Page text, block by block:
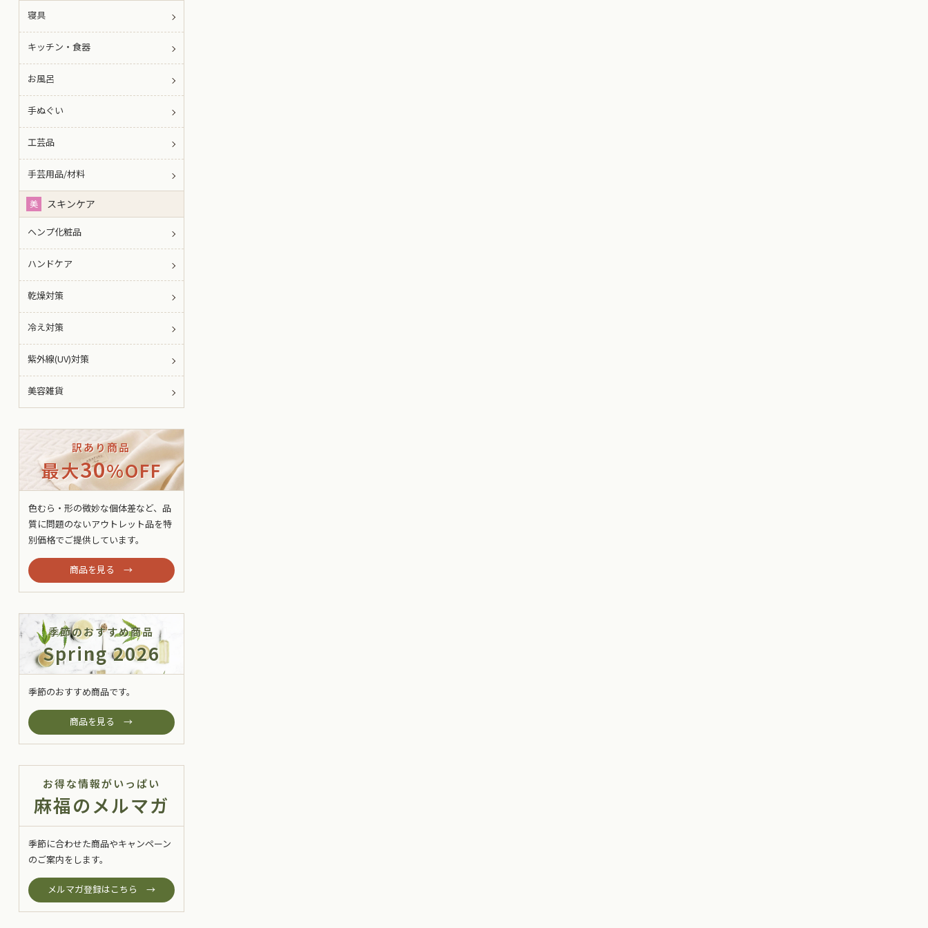
寝具
キッチン・食器
お風呂
手ぬぐい
工芸品
手芸用品/材料
美 スキンケア
ヘンプ化粧品
ハンドケア
乾燥対策
冷え対策
紫外線(UV)対策
美容雑貨
訳あり商品
最大30%OFF
色むら・形の微妙な個体差など、品
質に問題のないアウトレット品を特
別価格でご提供しています。
商品を見る →
季節のおすすめ商品
Spring 2026
季節のおすすめ商品です。
商品を見る →
お得な情報がいっぱい
麻福のメルマガ
季節に合わせた商品やキャンペーン
のご案内をします。
メルマガ登録はこちら →